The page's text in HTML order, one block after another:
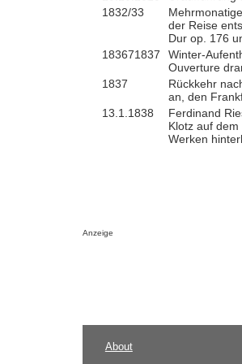
1832/33
der Reise
Dur op. 176
183671837
Winter-
Ouverture
1837
Rückkehr
an, den
13.1.1838
Ferdinand
Klotz auf
Werken
Anzeige
About